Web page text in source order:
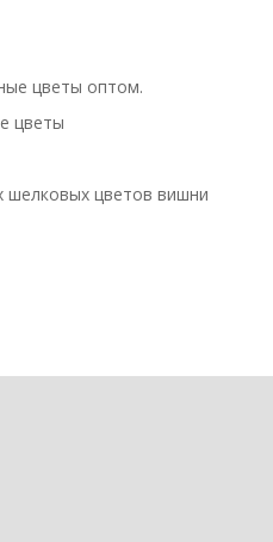
цветы оптом.
цветы
шелковых цветов вишни